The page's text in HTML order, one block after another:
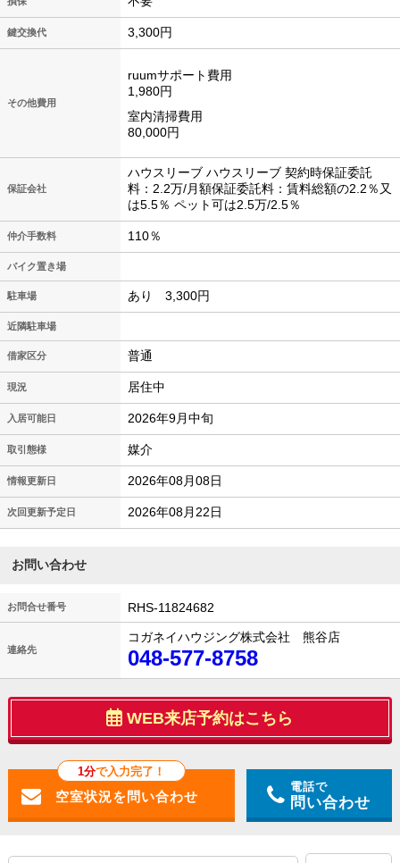
鍵交換代 3,300円
その他費用
ruumサポート費用
1,980円
室内清掃費用
80,000円
保証会社
ハウスリーブ ハウスリーブ 契約時保証委託
料：2.2万/月額保証委託料：賃料総額の2.2％又
は5.5％ ペット可は2.5万/2.5％
仲介手数料 110％
バイク置き場
駐車場 あり 3,300円
近隣駐車場
借家区分 普通
現況 居住中
入居可能日 2026年9月中旬
取引態様 媒介
情報更新日 2026年08月08日
次回更新予定日 2026年08月22日
お問い合わせ
お問合せ番号 RHS-11824682
連絡先
コガネイハウジング株式会社 熊谷店
048-577-8758
WEB来店予約はこちら
1分で入力完了！
電話で
問い合わせ